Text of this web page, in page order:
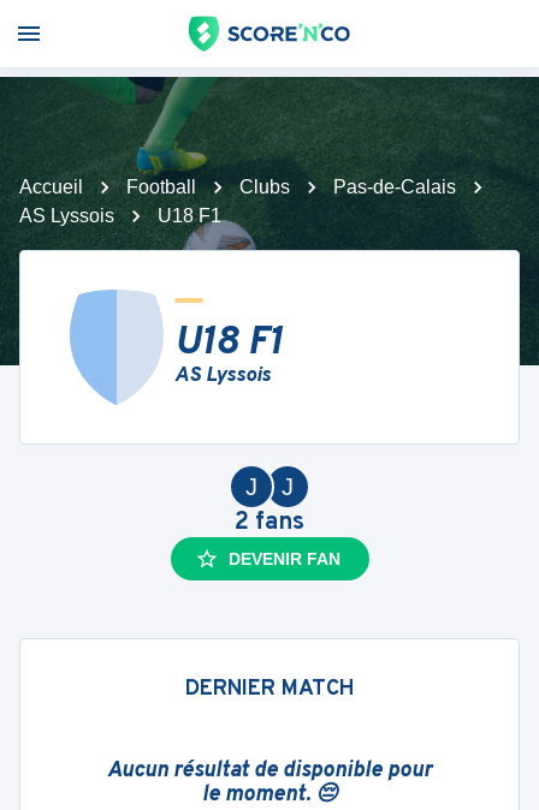
Accueil Football Clubs
Pas-de-Calais
AS Lyssois
U18 F1
U18 F1
AS Lyssois
J
J
2 fans
DEVENIR FAN
DERNIER MATCH
Aucun résultat de disponible pour
le moment. 😔